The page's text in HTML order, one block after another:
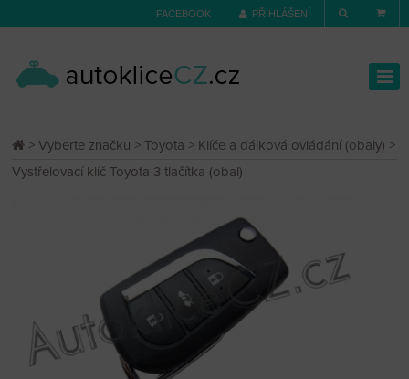
FACEBOOK PŘIHLÁŠENÍ
>Vyberte značku > Toyota > Klíče a dálková ovládání (obaly) >
Vystřelovací klíč Toyota 3 tlačítka (obal)